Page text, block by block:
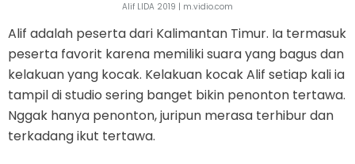
Alif LIDA 2019 | m.vidio.com
Alif adalah peserta dari Kalimantan Timur. Ia termasuk
peserta favorit karena memiliki suara yang bagus dan
kelakuan yang kocak. Kelakuan kocak Alif setiap kali ia
tampil di studio sering banget bikin penonton tertawa.
Nggak hanya penonton, juripun merasa terhibur dan
terkadang ikut tertawa.